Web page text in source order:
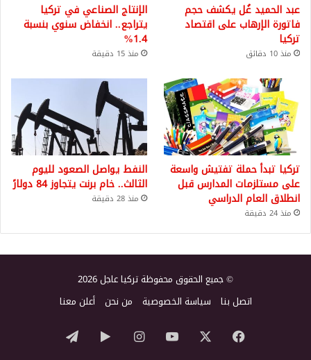
عبد الحميد غُل يكشف حجم
فاتورة الإرهاب على اقتصاد
تركيا
منذ 10 دقائق
الإنتاج الصناعي في تركيا
يتراجع.. انخفاض سنوي بنسبة
1.4%
منذ 15 دقيقة
تركيا تبدأ حملة تفتيش واسعة
على مستلزمات المدارس قبل
انطلاق العام الدراسي
منذ 24 دقيقة
النفط يواصل الصعود لليوم
الثالث.. خام برنت يتجاوز 84 دولارً
منذ 28 دقيقة
© جميع الحقوق محفوظة تركيا عاجل 2026
اتصل بنا سياسة الخصوصية من نحن أعلن معنا
فيسبوك ‫YouTubeانستقرام‏Googleتيلقرام